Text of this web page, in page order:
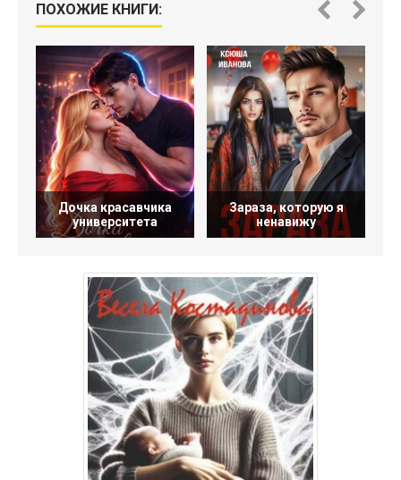
ПОХОЖИЕ КНИГИ:
Дочка красавчика
университета
Зараза, которую я
ненавижу